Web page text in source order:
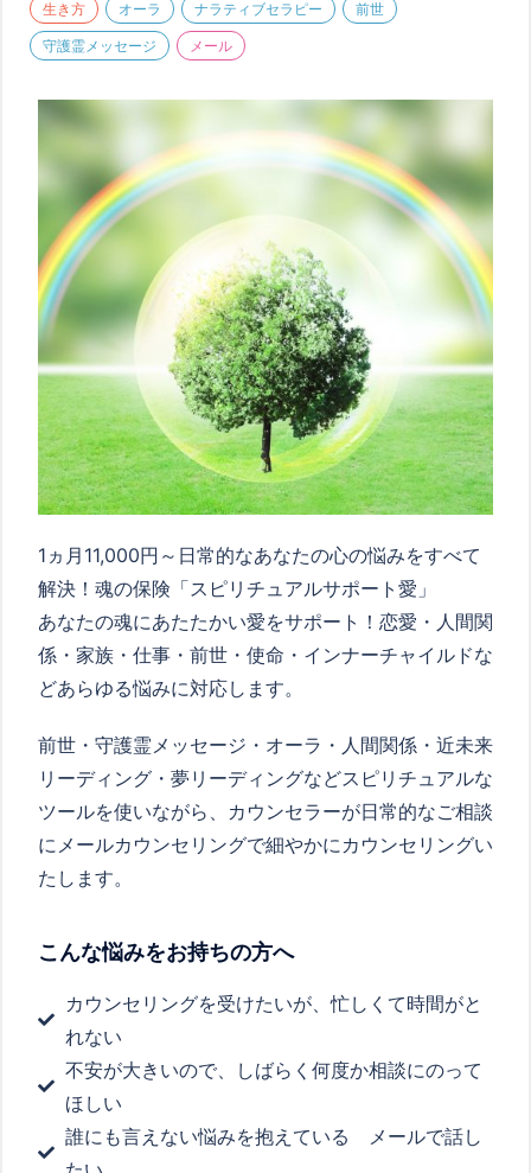
生き方 オーラ ナラティブセラピー 前世
守護霊メッセージ メール
1ヵ月11,000円～日常的なあなたの心の悩みをすべて
解決！魂の保険「スピリチュアルサポート愛」
あなたの魂にあたたかい愛をサポート！恋愛・人間関
係・家族・仕事・前世・使命・インナーチャイルドな
どあらゆる悩みに対応します。
前世・守護霊メッセージ・オーラ・人間関係・近未来
リーディング・夢リーディングなどスピリチュアルな
ツールを使いながら、カウンセラーが日常的なご相談
にメールカウンセリングで細やかにカウンセリングい
たします。
こんな悩みをお持ちの方へ
カウンセリングを受けたいが、忙しくて時間がと
れない
不安が大きいので、しばらく何度か相談にのって
ほしい
誰にも言えない悩みを抱えている メールで話し